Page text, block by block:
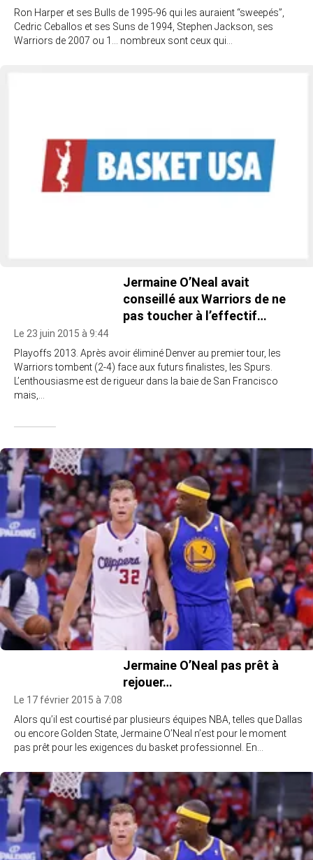
Ron Harper et ses Bulls de 1995-96 qui les auraient “sweepés”,
Cedric Ceballos et ses Suns de 1994, Stephen Jackson, ses
Warriors de 2007 ou 1… nombreux sont ceux qui…
Jermaine O’Neal avait
conseillé aux Warriors de ne
pas toucher à l’effectif…
Le 23 juin 2015 à 9:44
Playoffs 2013. Après avoir éliminé Denver au premier tour, les
Warriors tombent (2-4) face aux futurs finalistes, les Spurs.
L’enthousiasme est de rigueur dans la baie de San Francisco
mais,…
Jermaine O’Neal pas prêt à
rejouer…
Le 17 février 2015 à 7:08
Alors qu’il est courtisé par plusieurs équipes NBA, telles que Dallas
ou encore Golden State, Jermaine O’Neal n’est pour le moment
pas prêt pour les exigences du basket professionnel. En…